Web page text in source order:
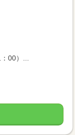
00）...